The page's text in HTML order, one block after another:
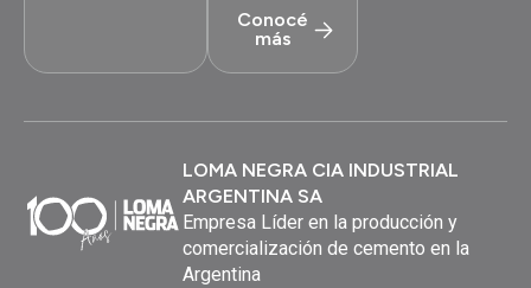
Conocé
más
LOMA NEGRA CIA INDUSTRIAL
ARGENTINA SA
Empresa Líder en la producción y
comercialización de cemento en la
Argentina